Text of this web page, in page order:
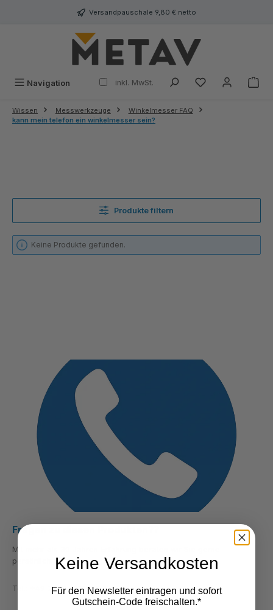
Versandpauschale 9,80 € netto
Navigation inkl. MwSt.
Wissen Messwerkzeuge
Winkelmesser FAQ
kann mein telefon ein winkelmesser sein?
Produkte filtern
Keine Produkte gefunden.
Fragen zu diesen Produkten??
Mit mehr als 30 Jahren Erfahrung beraten wir Sie gerne
persönlich.
Tel.: +49 2822 7131930
Keine Versandkosten
Für den Newsletter eintragen und sofort
Gutschein-Code freischalten.*